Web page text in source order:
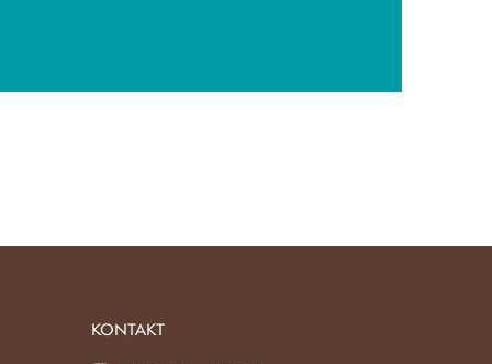
KONTAKT